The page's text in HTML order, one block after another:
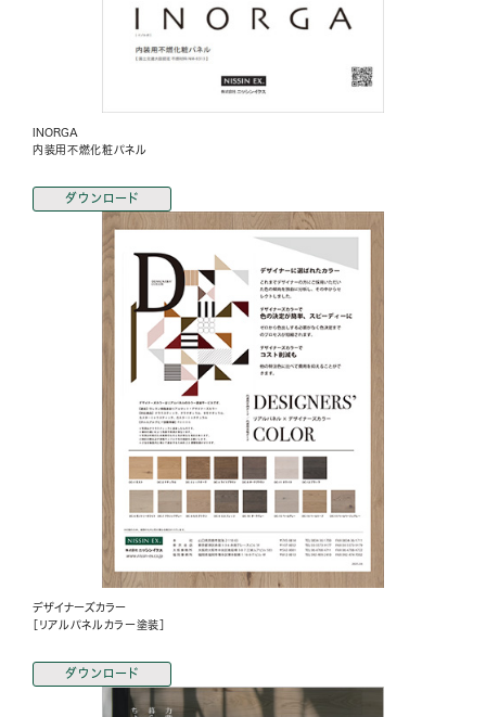
INORGA
内装用不燃化粧パネル
ダウンロード
デザイナーズカラー
［リアルパネルカラー塗装］
ダウンロード